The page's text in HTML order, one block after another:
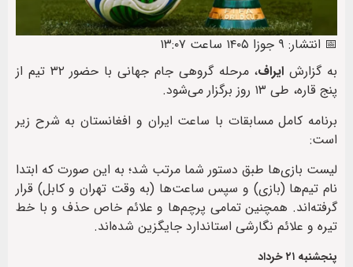
📅 انتشار: ۹ جوزا ۱۴۰۵ ساعت ۱۳:۰۷
به گزارش ایراف
، مرحله گروهی جام جهانی با حضور ۳۲ تیم از
پنج قاره، طی ۱۳ روز برگزار می‌شود.
برنامه کامل مسابقات با ساعت ایران و افغانستان به شرح زیر
است:
لیست بازی‌ها طبق دستور شما مرتب شد؛ به این صورت که ابتدا
نام تیم‌ها (بازی) و سپس ساعت‌ها (به وقت تهران و کابل) قرار
گرفته‌اند. همچنین تمامی پرچم‌ها و علائم خاص حذف و با خط
تیره و علائم نگارشی استاندارد جایگزین شده‌اند.
پنجشنبه ۲۱ خرداد